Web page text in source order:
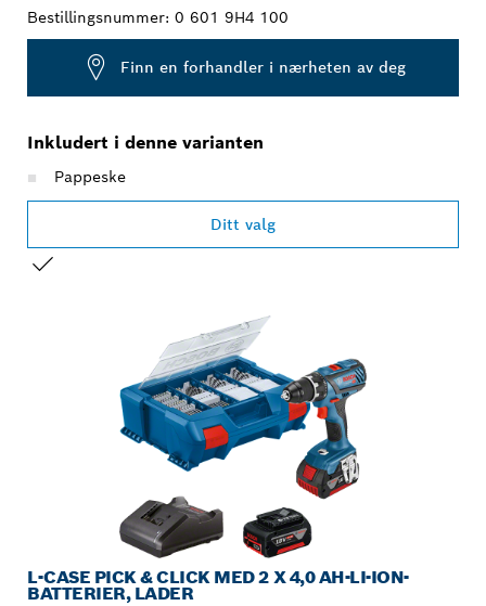
Bestillingsnummer: 0 601 9H4 100
Finn en forhandler i nærheten av deg
Inkludert i denne varianten
Pappeske
Ditt valg
L-CASE PICK & CLICK MED 2 X 4,0 AH-LI-ION-
BATTERIER, LADER